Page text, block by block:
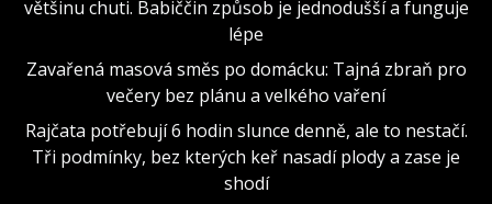
většinu chuti. Babiččin způsob je jednodušší a funguje
lépe
Zavařená masová směs po domácku: Tajná zbraň pro
večery bez plánu a velkého vaření
Rajčata potřebují 6 hodin slunce denně, ale to nestačí.
Tři podmínky, bez kterých keř nasadí plody a zase je
shodí